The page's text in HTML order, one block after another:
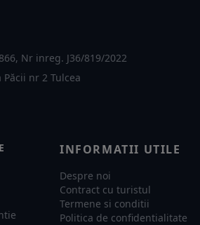
Nr inreg. J36/819/2022
nr 2 Tulcea
INFORMATII UTILE
Despre noi
Contract cu turistul
Termene si conditii
Politica de confidentialitate